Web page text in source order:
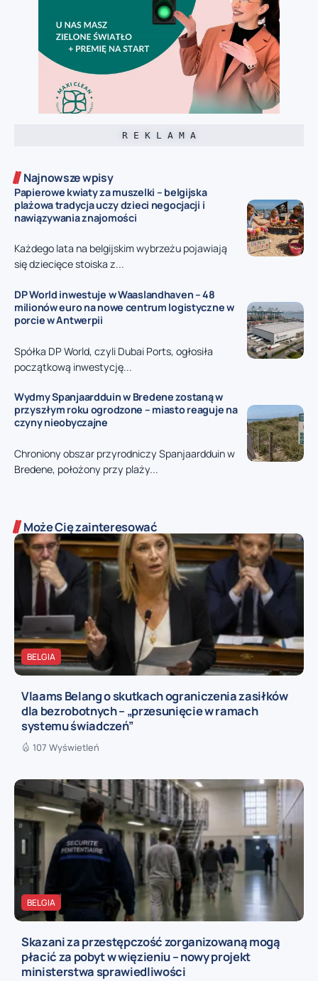
R E K L A M A
Najnowsze wpisy
Papierowe kwiaty za muszelki – belgijska
plażowa tradycja uczy dzieci negocjacji i
nawiązywania znajomości
Każdego lata na belgijskim wybrzeżu pojawiają
się dziecięce stoiska z...
DP World inwestuje w Waaslandhaven – 48
milionów euro na nowe centrum logistyczne w
porcie w Antwerpii
Spółka DP World, czyli Dubai Ports, ogłosiła
początkową inwestycję...
Wydmy Spanjaardduin w Bredene zostaną w
przyszłym roku ogrodzone – miasto reaguje na
czyny nieobyczajne
Chroniony obszar przyrodniczy Spanjaardduin w
Bredene, położony przy plaży...
Może Cię zainteresować
BELGIA
Vlaams Belang o skutkach ograniczenia zasiłków
dla bezrobotnych – „przesunięcie w ramach
systemu świadczeń”
107 Wyświetleń
BELGIA
Skazani za przestępczość zorganizowaną mogą
płacić za pobyt w więzieniu – nowy projekt
ministerstwa sprawiedliwości